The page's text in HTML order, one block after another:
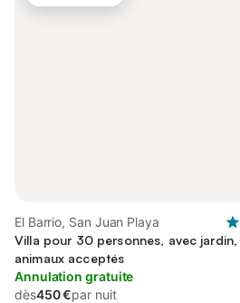
El Barrio, San Juan Playa
Villa pour 30 personnes, avec jardin,
animaux acceptés
Annulation gratuite
dès450 €par nuit